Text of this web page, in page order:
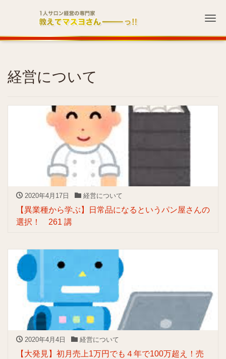
経営について
2020年4月17日 経営について
【異業種から学ぶ】日常品になるというパン屋さんの
選択！ 261 講
2020年4月4日 経営について
【大発見】初月売上1万円でも４年で100万超え！売